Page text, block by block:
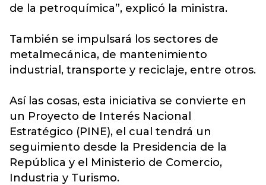
de la petroquímica”, explicó la ministra.
También se impulsará los sectores de
metalmecánica, de mantenimiento
industrial, transporte y reciclaje, entre otros.
Así las cosas, esta iniciativa se convierte en
un Proyecto de Interés Nacional
Estratégico (PINE), el cual tendrá un
seguimiento desde la Presidencia de la
República y el Ministerio de Comercio,
Industria y Turismo.